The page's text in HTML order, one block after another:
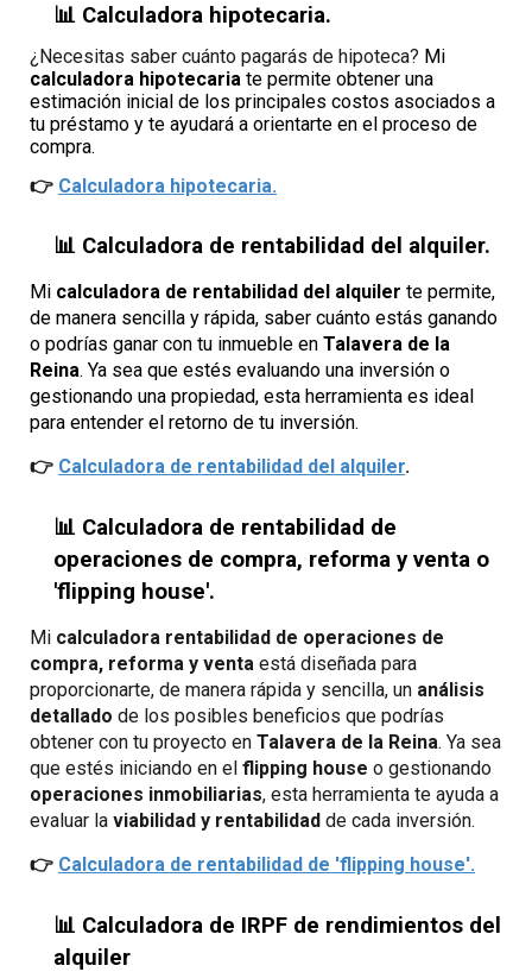
📊 Calculadora hipotecaria.
¿Necesitas saber cuánto pagarás de hipoteca? Mi
calculadora hipotecaria te permiteobtener una
estimación inicial de los principales costos asociados a
tu préstamo yte ayudará a orientarte en el proceso de
compra.
👉 Calculadora hipotecaria.
📊 Calculadora de rentabilidad del alquiler.
Mi calculadora de rentabilidad del alquiler te permite,
de manera sencilla y rápida, saber cuánto estás ganando
o podrías ganar con tu inmueble enTalavera de la
Reina. Ya sea que estés evaluando una inversión o
gestionando una propiedad, esta herramienta es ideal
para entender el retorno de tu inversión.
👉 Calculadora de rentabilidad del alquiler.
📊 Calculadora de rentabilidad de
operaciones de compra, reforma y venta o
'flipping house'.
Mi calculadora rentabilidad de operaciones de
compra, reforma y venta está diseñada para
proporcionarte, de manera rápida y sencilla, un análisis
detallado de los posibles beneficios que podrías
obtener con tu proyecto en Talavera de la Reina. Ya sea
que estés iniciando en elflipping house o gestionando
operaciones inmobiliarias, esta herramienta te ayuda a
evaluar laviabilidad y rentabilidad de cada inversión.
👉 Calculadora de rentabilidad de 'flipping house'.
📊 Calculadora de IRPF de rendimientos del
alquiler